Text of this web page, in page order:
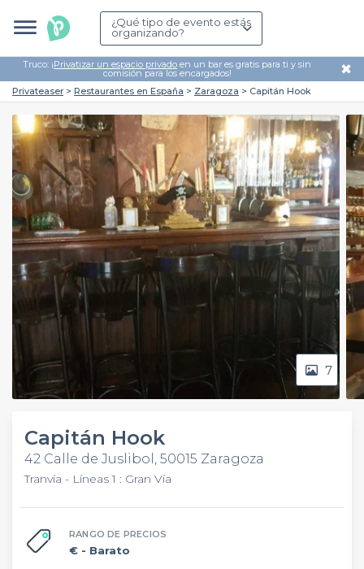
¿Qué tipo de evento estás
organizando?
Truco: ¡Privatizar un espacio privado en un bar es gratis para ti y sin
comisión para los encargados! ✖
Privateaser Restaurantes en España Zaragoza Capitán Hook
7
Capitán Hook
42 Calle de Juslibol, 50015 Zaragoza
Tranvía - Líneas 1 : Gran Vía
RANGO DE PRECIOS
€ - Barato